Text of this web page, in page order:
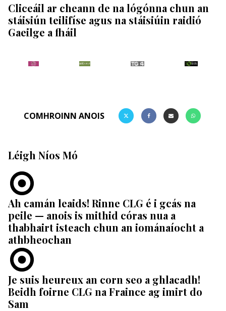
Cliceáil ar cheann de na lógónna chun an
stáisiún teilifíse agus na stáisiúin raidió
Gaeilge a fháil
COMHROINN ANOIS
Léigh Níos Mó
Ah camán leaids! Rinne CLG é i gcás na
peile — anois is mithid córas nua a
thabhairt isteach chun an iománaíocht a
athbheochan
Je suis heureux an corn seo a ghlacadh!
Beidh foirne CLG na Fraince ag imirt do
Sam